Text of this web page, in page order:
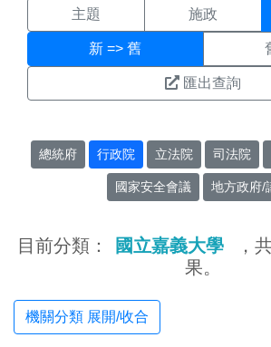
主題 施政
新 => 舊
匯出查詢
總統府 行政院 立法院 司法院
國家安全會議 地方政府/
目前分類： 國立嘉義大學 ，
果。
機關分類 展開/收合